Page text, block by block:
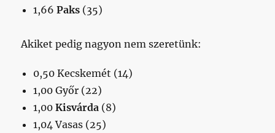
1,66Paks (35)
Akiket pedig nagyon nem szeretünk:
0,50 Kecskemét (14)
1,00 Győr (22)
1,00Kisvárda (8)
1,04 Vasas (25)